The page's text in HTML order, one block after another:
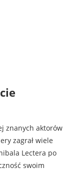
znanych aktorów
zagrał wiele
Lectera po
swoim